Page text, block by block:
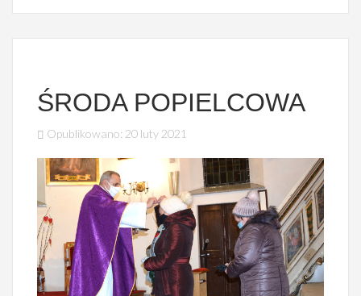
PIASECZNA
ŚRODA POPIELCOWA
Opublikowano: 20 luty 2021